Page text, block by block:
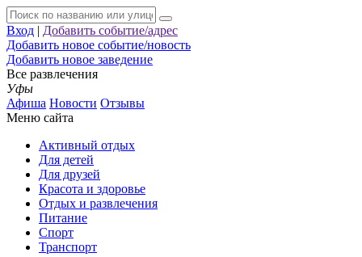
Вход | Добавить событие/адрес
Добавить новое событие/новость
Добавить новое заведение
Все развлечения
Уфы
Афиша Новости Отзывы
Меню сайта
Активный отдых
Для детей
Для друзей
Красота и здоровье
Отдых и развлечения
Питание
Спорт
Транспорт